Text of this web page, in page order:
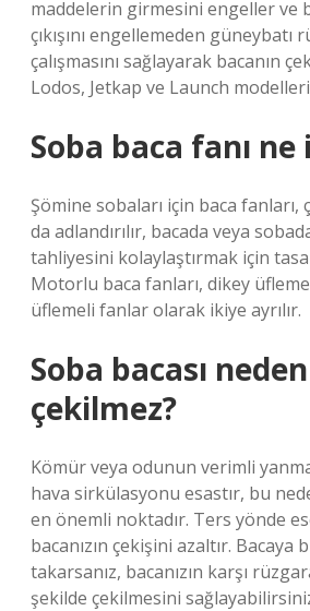
maddelerin girmesini engeller ve
çıkışını engellemeden güneybatı
çalışmasını sağlayarak bacanın
Lodos, Jetkap ve Launch
Soba baca fanı
Şömine sobaları için baca fanları,
da adlandırılır, bacada veya
tahliyesini kolaylaştırmak için
Motorlu baca fanları, dikey
üflemeli fanlar olarak ikiye ayrılır.
Soba bacası neden
çekilmez?
Kömür veya odunun verimli
hava sirkülasyonu esastır, bu
en önemli noktadır. Ters yönde
bacanızın çekişini azaltır. Bacaya
takarsanız, bacanızın karşı
şekilde çekilmesini